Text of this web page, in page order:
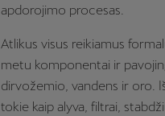
apdorojimo procesas.
Atlikus visus reikiamus
metu komponentai ir
dirvožemio, vandens ir oro.
tokie kaip alyva, filtrai,